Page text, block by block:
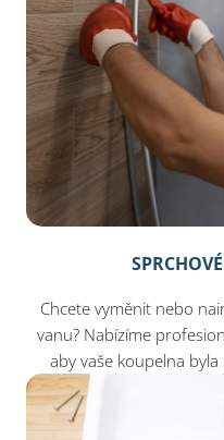
Chcete vyměnit nebo
vanu? Nabízíme
aby vaše koupelna